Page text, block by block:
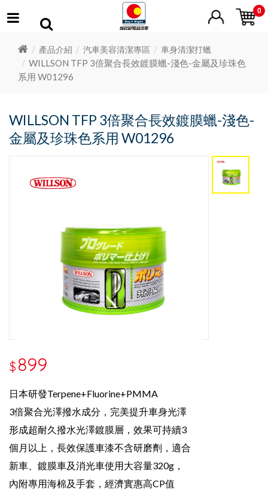
0
產品介紹 汽車美容清潔專區 車身清潔打蠟
WILLSON TFP 3倍聚合長效鍍膜蠟-淺色-金屬及珍珠色
系用 W01296
WILLSON TFP 3倍聚合長效鍍膜蠟-淺色-
金屬及珍珠色系用 W01296
$899
日本研發Terpene+Fluorine+PMMA
3倍聚合光澤撥水成分，完美提升車身光澤
形成超耐久撥水光澤鍍膜層，效果可持續3
個月以上，長效保護車漆不含研磨劑，適合
新車、鍍膜車及消光車使用大容量320g，
內附專用海棉及手套，經濟實惠高CP值